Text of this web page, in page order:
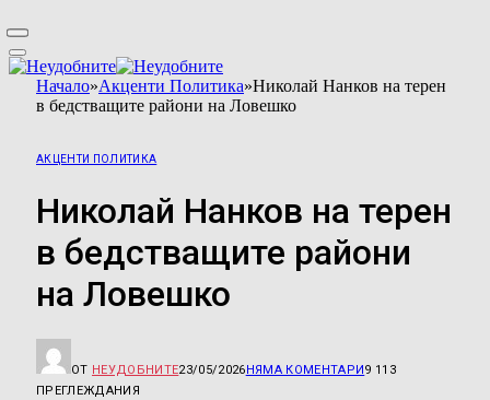
Начало»Акценти Политика»Николай Нанков на терен
в бедстващите райони на Ловешко
АКЦЕНТИ ПОЛИТИКА
Николай Нанков на терен
в бедстващите райони
на Ловешко
ОТ НЕУДОБНИТЕ23/05/2026НЯМА КОМЕНТАРИ9 113
ПРЕГЛЕЖДАНИЯ